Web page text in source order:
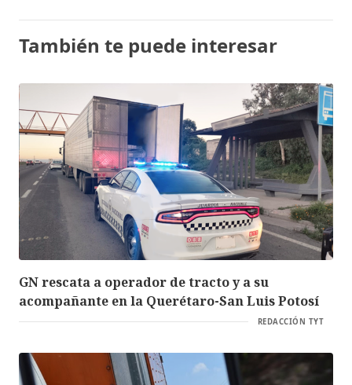
También te puede interesar
GN rescata a operador de tracto y a su
acompañante en la Querétaro-San Luis Potosí
REDACCIÓN TYT